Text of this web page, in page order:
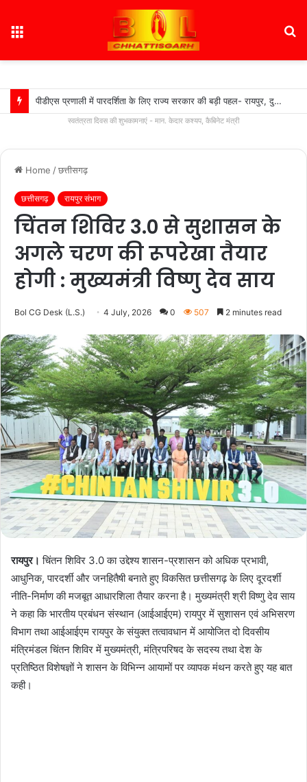
पीडीएस प्रणाली में पारदर्शिता के लिए राज्य सरकार की बड़ी पहल- रायपुर, दुर्ग और बिलासपुर में तीन ‘अन्नपूर्ति ग्रेन एटीएम‘ का शुभारंभ…
स्वतंत्रता दिवस की शुभकामनाएं - मान. केदार कश्यप, कैबिनेट मंत्री
Home /छत्तीसगढ़
छत्तीसगढ़ रायपुर संभाग
चिंतन शिविर 3.0 से सुशासन के
अगले चरण की रूपरेखा तैयार
होगी : मुख्यमंत्री विष्णु देव साय
Bol CG Desk (L.S.) 4 July, 2026 0 507 2 minutes read
रायपुर।चिंतन शिविर 3.0 का उद्देश्य शासन-प्रशासन को अधिक प्रभावी,
आधुनिक, पारदर्शी और जनहितैषी बनाते हुए विकसित छत्तीसगढ़ के लिए दूरदर्शी
नीति-निर्माण की मजबूत आधारशिला तैयार करना है। मुख्यमंत्री श्री विष्णु देव साय
ने कहा कि भारतीय प्रबंधन संस्थान (आईआईएम) रायपुर में सुशासन एवं अभिसरण
विभाग तथा आईआईएम रायपुर के संयुक्त तत्वावधान में आयोजित दो दिवसीय
मंत्रिमंडल चिंतन शिविर में मुख्यमंत्री, मंत्रिपरिषद के सदस्य तथा देश के
प्रतिष्ठित विशेषज्ञों ने शासन के विभिन्न आयामों पर व्यापक मंथन करते हुए यह बात
कही।